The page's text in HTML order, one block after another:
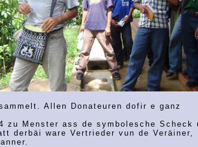
Allen Donateuren dofir e ganz
zu Menster ass de symbolesche Scheck
derbäi ware Vertrieder vun de Veräiner,